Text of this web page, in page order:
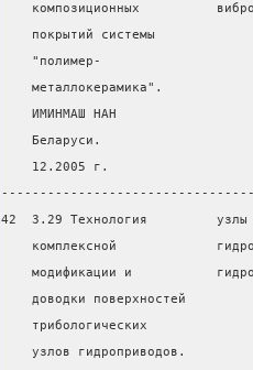
композиционных
    покрытий системы
    "полимер-
    металлокерамика".
    ИМИНМАШ НАН
    Беларуси.
    12.2005 г.
42  3.29 Технология
комплексной
модификации и
    доводки поверхностей
    трибологических
    узлов гидроприводов.